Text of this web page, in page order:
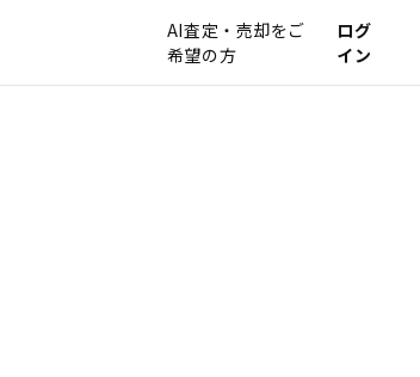
AI査定・売却をご
希望の方
ログ
イン